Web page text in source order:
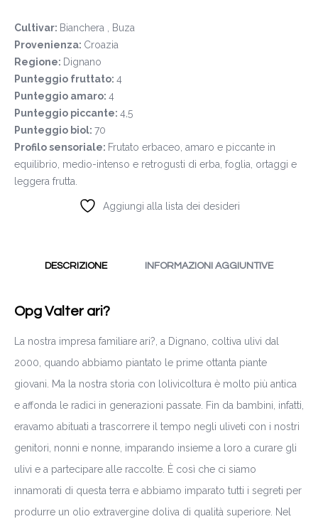
Cultivar: Bianchera , Buza
Provenienza: Croazia
Regione: Dignano
Punteggio fruttato: 4
Punteggio amaro: 4
Punteggio piccante: 4,5
Punteggio biol: 70
Profilo sensoriale: Frutato erbaceo, amaro e piccante in
equilibrio, medio-intenso e retrogusti di erba, foglia, ortaggi e
leggera frutta.
Aggiungi alla lista dei desideri
DESCRIZIONE INFORMAZIONI AGGIUNTIVE
Opg Valter ari?
La nostra impresa familiare ari?, a Dignano, coltiva ulivi dal
2000, quando abbiamo piantato le prime ottanta piante
giovani. Ma la nostra storia con lolivicoltura è molto più antica
e affonda le radici in generazioni passate. Fin da bambini, infatti,
eravamo abituati a trascorrere il tempo negli uliveti con i nostri
genitori, nonni e nonne, imparando insieme a loro a curare gli
ulivi e a partecipare alle raccolte. È così che ci siamo
innamorati di questa terra e abbiamo imparato tutti i segreti per
produrre un olio extravergine doliva di qualità superiore. Nel